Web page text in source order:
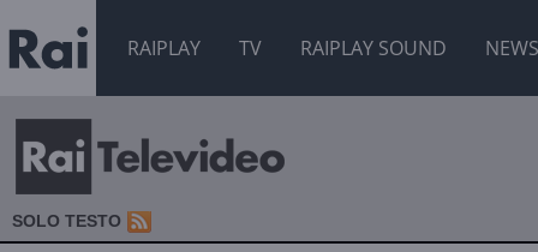
RAIPLAY TV RAIPLAY SOUND NEWS
SOLO TESTO